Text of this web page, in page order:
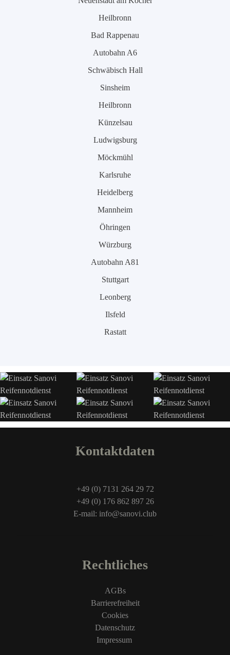
Heilbronn
Bad Rappenau
Autobahn A6
Schwäbisch Hall
Sinsheim
Heilbronn
Künzelsau
Ludwigsburg
Möckmühl
Karlsruhe
Heidelberg
Mannheim
Öhringen
Würzburg
Autobahn A81
Stuttgart
Leonberg
Ilsfeld
Rastatt
Kontaktdaten
+49 (0) 7131 264 29 72
+49 (0) 176 862 897 26
E-mail: info@sanovi.club
Rechtliches
AGBs
Barrierefreiheit
Cookies
Datenschutz
Impressum